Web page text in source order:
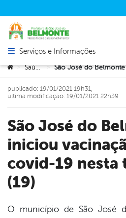
Abrir menu principal de
Serviços e Informações
Você está aqui:
> Saúde >
São José do Belmonte
iniciou
covid-19 nesta
(19)
publicado: 19/01/2021 19h31,
última modificação: 19/01/2021 22h39
O município de São José